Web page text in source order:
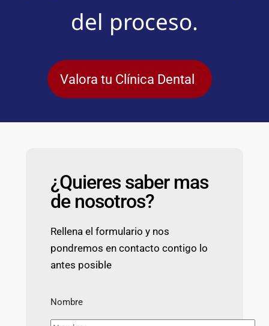
del proceso.
Valora tu Clínica Dental
¿Quieres saber mas
de nosotros?
Rellena el formulario y nos
pondremos en contacto contigo lo
antes posible
Nombre